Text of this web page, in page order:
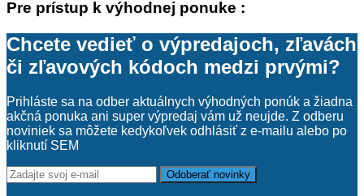
Pre prístup k výhodnej ponuke :
Chcete vedieť o výpredajoch, zľavách
či zľavových kódoch medzi prvými?
Prihláste sa na odber aktuálnych výhodných ponúk a žiadna
akčná ponuka ani super výpredaj vám už neujde. Z odberu
noviniek sa môžete kedykoľvek odhlásiť z e-mailu alebo po
kliknutí SEM